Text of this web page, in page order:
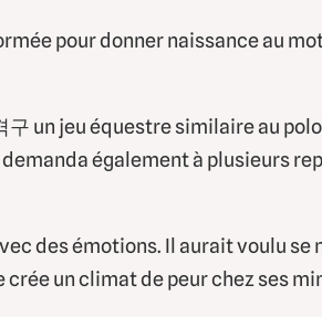
pour donner naissance au
구 un jeu équestre similaire au
également à plusieurs
des émotions. Il aurait voulu
un climat de peur chez ses